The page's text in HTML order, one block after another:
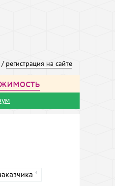
/ регистрация на сайте
4